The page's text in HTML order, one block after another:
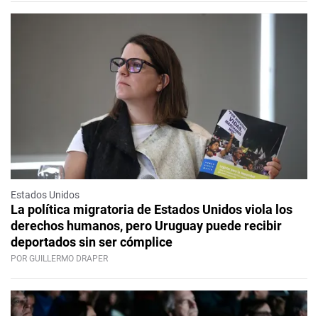
Estados Unidos
La política migratoria de Estados Unidos viola los
derechos humanos, pero Uruguay puede recibir
deportados sin ser cómplice
POR GUILLERMO DRAPER